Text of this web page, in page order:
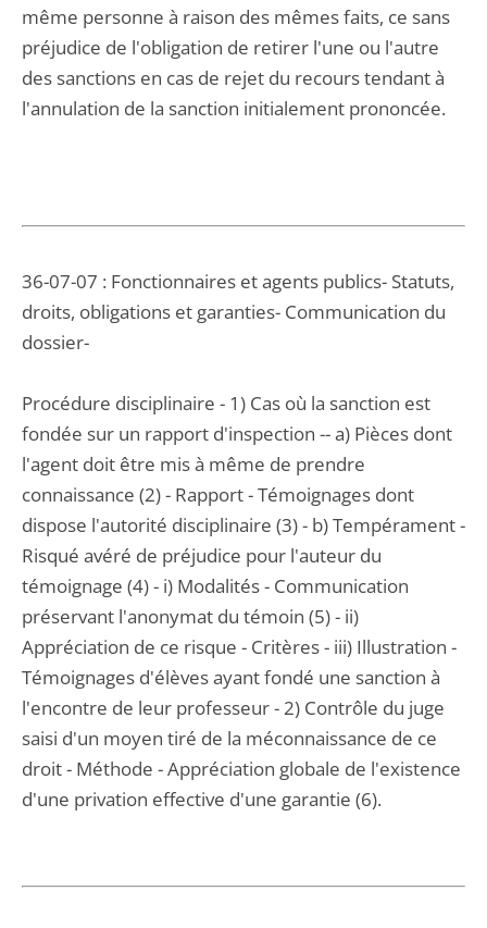
même personne à raison des mêmes faits, ce sans
préjudice de l'obligation de retirer l'une ou l'autre
des sanctions en cas de rejet du recours tendant à
l'annulation de la sanction initialement prononcée.
36-07-07 : Fonctionnaires et agents publics- Statuts,
droits, obligations et garanties- Communication du
dossier-
Procédure disciplinaire - 1) Cas où la sanction est
fondée sur un rapport d'inspection -- a) Pièces dont
l'agent doit être mis à même de prendre
connaissance (2) - Rapport - Témoignages dont
dispose l'autorité disciplinaire (3) - b) Tempérament -
Risqué avéré de préjudice pour l'auteur du
témoignage (4) - i) Modalités - Communication
préservant l'anonymat du témoin (5) - ii)
Appréciation de ce risque - Critères - iii) Illustration -
Témoignages d'élèves ayant fondé une sanction à
l'encontre de leur professeur - 2) Contrôle du juge
saisi d'un moyen tiré de la méconnaissance de ce
droit - Méthode - Appréciation globale de l'existence
d'une privation effective d'une garantie (6).